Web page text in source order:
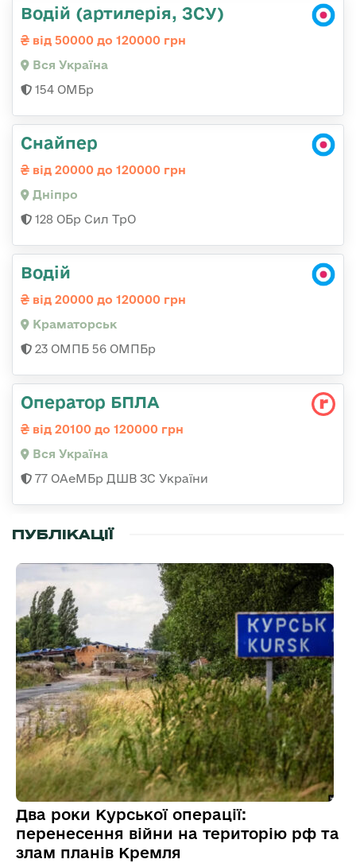
Водій (артилерія, ЗСУ)
від 50000 до 120000 грн
Вся Україна
154 ОМБр
Снайпер
від 20000 до 120000 грн
Дніпро
128 ОБр Сил ТрО
Водій
від 20000 до 120000 грн
Краматорськ
23 ОМПБ 56 ОМПБр
Оператор БПЛА
від 20100 до 120000 грн
Вся Україна
77 ОАеМБр ДШВ ЗС України
ПУБЛІКАЦІЇ
Два роки Курської операції:
перенесення війни на територію рф та
злам планів Кремля